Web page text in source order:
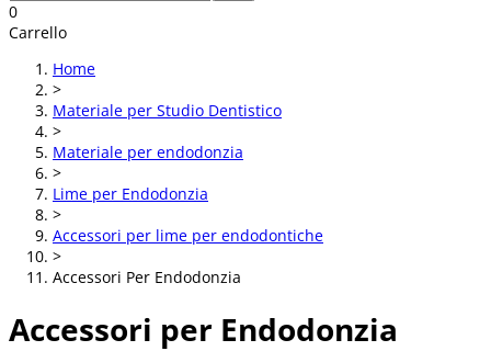
0
Carrello
Home
>
Materiale per Studio Dentistico
>
Materiale per endodonzia
>
Lime per Endodonzia
>
Accessori per lime per endodontiche
>
Accessori Per Endodonzia
Accessori per Endodonzia